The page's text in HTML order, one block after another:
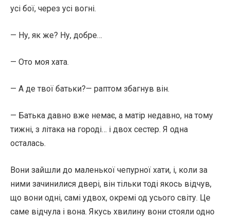
усі бої, через усі вогні.
— Ну, як же? Ну, добре…
— Ото моя хата.
— А де твої батьки?— раптом збагнув він.
— Батька давно вже немає, а матір недавно, на тому
тижні, з літака на городі… і двох сестер. Я одна
осталась.
Вони зайшли до маленької чепурної хати, і, коли за
ними зачинилися двері, він тільки тоді якось відчув,
що вони одні, самі удвох, окремі од усього світу. Це
саме відчула і вона. Якусь хвилину вони стояли одно